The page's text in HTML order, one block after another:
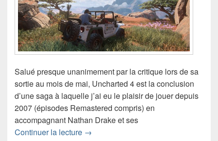
Salué presque unanimement par la critique lors de sa
sortie au mois de mai, Uncharted 4 est la conclusion
d’une saga à laquelle j’ai eu le plaisir de jouer depuis
2007 (épisodes Remastered compris) en
accompagnant Nathan Drake et ses
Continuer la lecture Test de Uncharted 4 (PS4)
→